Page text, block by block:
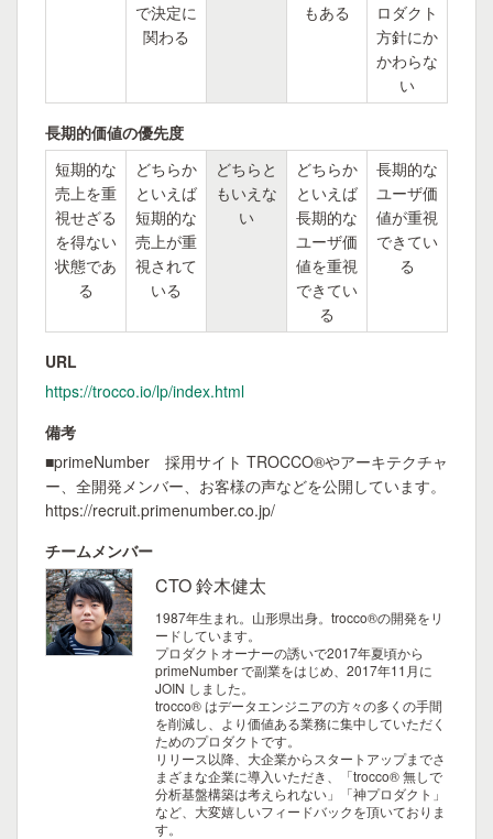
で決定に
関わる
もある
ロダクト
方針にか
かわらな
い
長期的価値の優先度
短期的な
売上を重
視せざる
を得ない
状態であ
る
どちらか
といえば
短期的な
売上が重
視されて
いる
どちらと
もいえな
い
どちらか
といえば
長期的な
ユーザ価
値を重視
できてい
る
長期的な
ユーザ価
値が重視
できてい
る
URL
https://trocco.io/lp/index.html
備考
■primeNumber 採用サイト TROCCO®やアーキテクチャ
ー、全開発メンバー、お客様の声などを公開しています。
https://recruit.primenumber.co.jp/
チームメンバー
CTO 鈴木健太
1987年生まれ。山形県出身。trocco®の開発をリ
ードしています。
プロダクトオーナーの誘いで2017年夏頃から
primeNumber で副業をはじめ、2017年11月に
JOIN しました。
trocco® はデータエンジニアの方々の多くの手間
を削減し、より価値ある業務に集中していただく
ためのプロダクトです。
リリース以降、大企業からスタートアップまでさ
まざまな企業に導入いただき、「trocco® 無しで
分析基盤構築は考えられない」「神プロダクト」
など、大変嬉しいフィードバックを頂いておりま
す。